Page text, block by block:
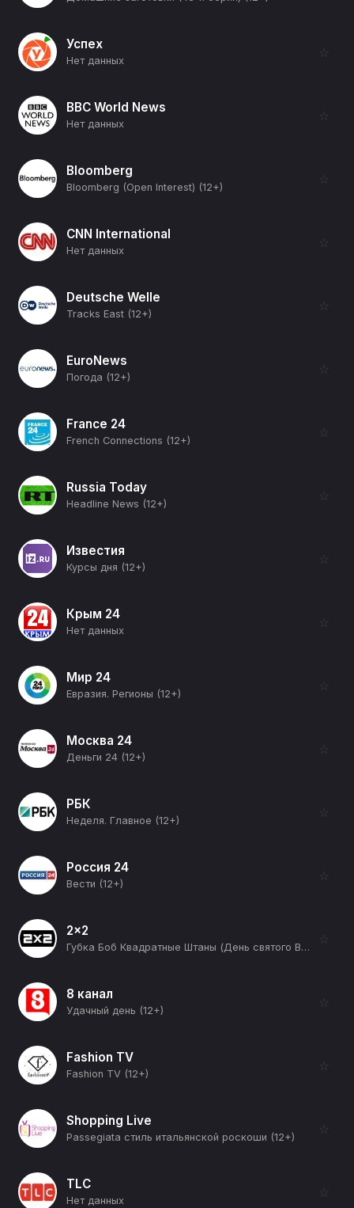
Успех
Нет данных
☆
BBC World News
Нет данных
☆
Bloomberg
Bloomberg (Open Interest) (12+)
☆
CNN International
Нет данных
☆
Deutsche Welle
Tracks East (12+)
☆
EuroNews
Погода (12+)
☆
France 24
French Connections (12+)
☆
Russia Today
Headline News (12+)
☆
Известия
Курсы дня (12+)
☆
Крым 24
Нет данных
☆
Мир 24
Евразия. Регионы (12+)
☆
Москва 24
Деньги 24 (12+)
☆
РБК
Неделя. Главное (12+)
☆
Россия 24
Вести (12+)
☆
2x2
Губка Боб Квадратные Штаны (День святого Валентина/Бумажка) (12+)
☆
8 канал
Удачный день (12+)
☆
Fashion TV
Fashion TV (12+)
☆
Shopping Live
Passegiata стиль итальянской роскоши (12+)
☆
TLC
Нет данных
☆